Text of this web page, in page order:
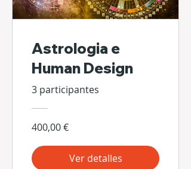
Astrologia e
Human Design
3 participantes
400,00 €
Ver detalles